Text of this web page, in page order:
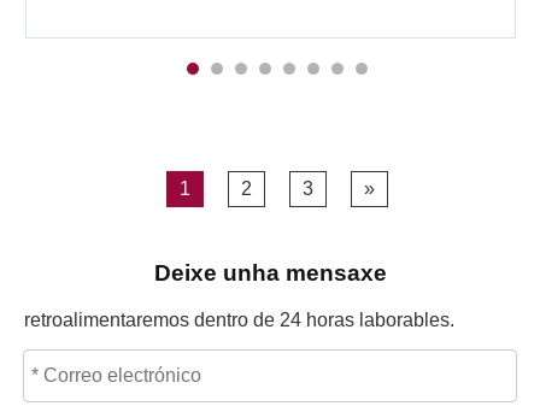
1 2 3 »
Deixe unha mensaxe
retroalimentaremos dentro de 24 horas laborables.